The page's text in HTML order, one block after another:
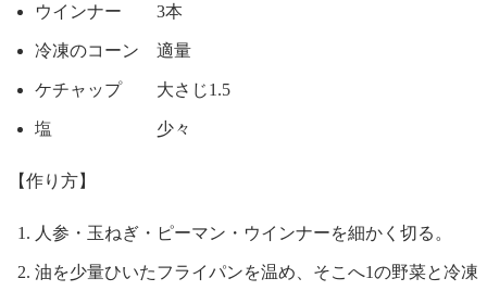
ウインナー 3本
冷凍のコーン 適量
ケチャップ 大さじ1.5
塩 少々
【作り方】
人参・玉ねぎ・ピーマン・ウインナーを細かく切る。
油を少量ひいたフライパンを温め、そこへ1の野菜と冷凍